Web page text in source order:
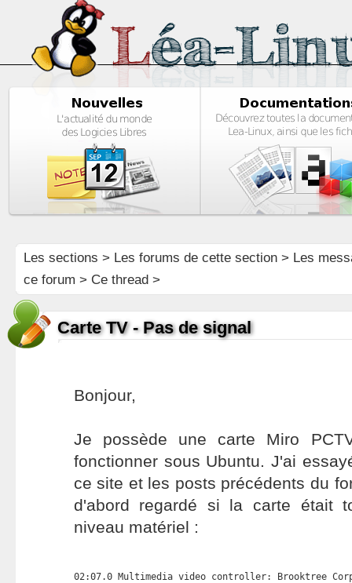
Les sections > Les forums de cette section> Les
ce forum > Ce thread >
Carte TV - Pas de signal
Bonjour,
Je possède une carte Miro
fonctionner sous Ubuntu. J'ai
ce site et les posts précédents du
d'abord regardé si la carte était
niveau matériel :
02:07.0 Multimedia video controller: Brooktree